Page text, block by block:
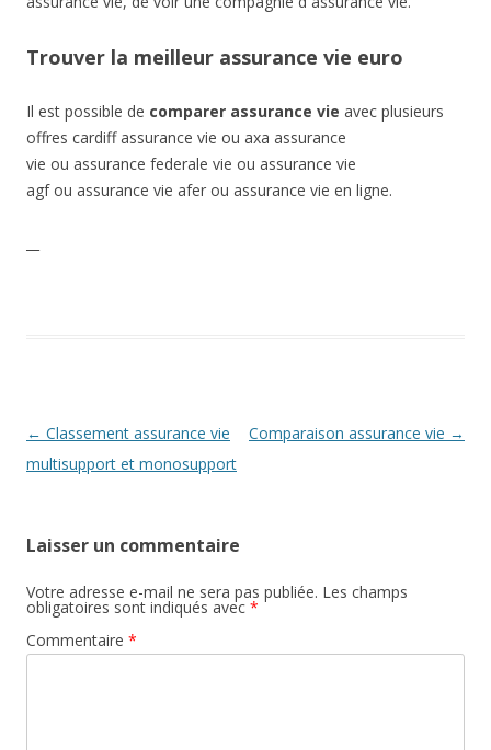
Trouver la meilleur assurance vie euro
Il est possible de comparer assurance vie avec plusieurs
offres cardiff assurance vie ou axa assurance
vie ou assurance federale vie ou assurance vie
agf ou assurance vie afer ou assurance vie en ligne.
Navigation
des
← Classement assurance vie
multisupport et monosupport
Comparaison assurance vie →
Laisser un commentaire
Votre adresse e-mail ne sera pas publiée. Les champs
obligatoires sont indiqués avec *
Commentaire *